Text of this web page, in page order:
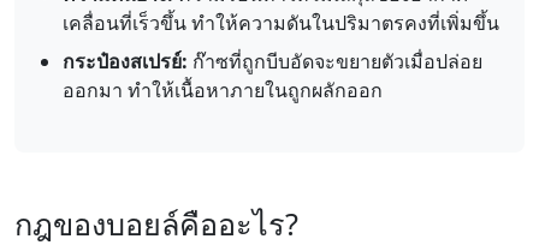
เคลื่อนที่เร็วขึ้น ทำให้ความดันในปริมาตรคงที่เพิ่มขึ้น
กระป๋องสเปรย์: ก๊าซที่ถูกบีบอัดจะขยายตัวเมื่อปล่อย
ออกมา ทำให้เนื้อหาภายในถูกผลักออก
กฎของบอยล์คืออะไร?